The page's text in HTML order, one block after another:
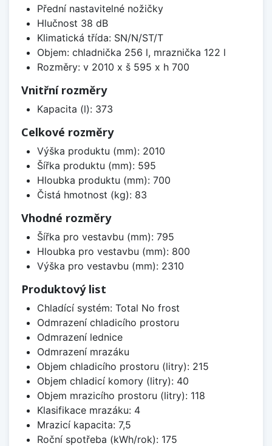
Přední nastavitelné nožičky
Hlučnost 38 dB
Klimatická třída: SN/N/ST/T
Objem: chladnička 256 l, mraznička 122 l
Rozměry: v 2010 x š 595 x h 700
Vnitřní rozměry
Kapacita (l): 373
Celkové rozměry
Výška produktu (mm): 2010
Šířka produktu (mm): 595
Hloubka produktu (mm): 700
Čistá hmotnost (kg): 83
Vhodné rozměry
Šířka pro vestavbu (mm): 795
Hloubka pro vestavbu (mm): 800
Výška pro vestavbu (mm): 2310
Produktový list
Chladící systém: Total No frost
Odmrazení chladicího prostoru
Odmrazení lednice
Odmrazení mrazáku
Objem chladicího prostoru (litry): 215
Objem chladicí komory (litry): 40
Objem mrazicího prostoru (litry): 118
Klasifikace mrazáku: 4
Mrazicí kapacita: 7,5
Roční spotřeba (kWh/rok): 175